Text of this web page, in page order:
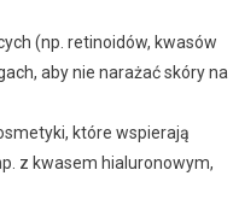
(np. retinoidów, kwasów
aby nie narażać skóry na
które wspierają
z kwasem hialuronowym,